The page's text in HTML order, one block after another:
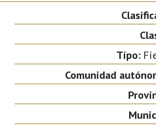
Tipo:
Comunidad